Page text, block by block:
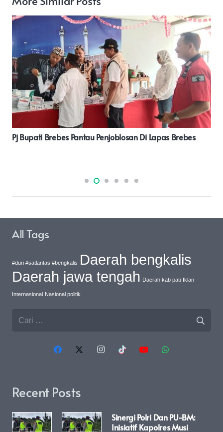
Ngonthel Bareng Tetep Semanggat Biarpun Gubernur
Recent Posts
Sinergi Polri Dan PU-BM:
Inisiatif Kapolres Musi
All Tags
#duri #satlantas #bengkalis Daerah bengkalis
Daerah jawa tengah Daerah kab pati Iklan
Internasional Nasional politik
Cari